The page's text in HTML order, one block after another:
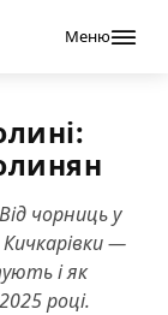
Меню
чорниць у
—
і як
році.